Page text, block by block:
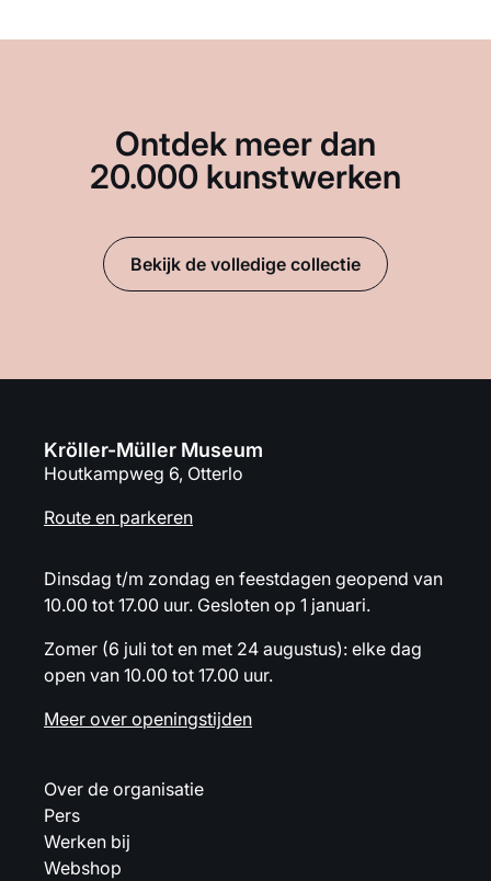
Ontdek meer dan
20.000 kunstwerken
Bekijk de volledige collectie
Kröller-Müller Museum
Houtkampweg 6, Otterlo
Route en parkeren
Dinsdag t/m zondag en feestdagen geopend van
10.00 tot 17.00 uur. Gesloten op 1 januari.
Zomer (6 juli tot en met 24 augustus): elke dag
open van 10.00 tot 17.00 uur.
Meer over openingstijden
Over de organisatie
Pers
Werken bij
Webshop